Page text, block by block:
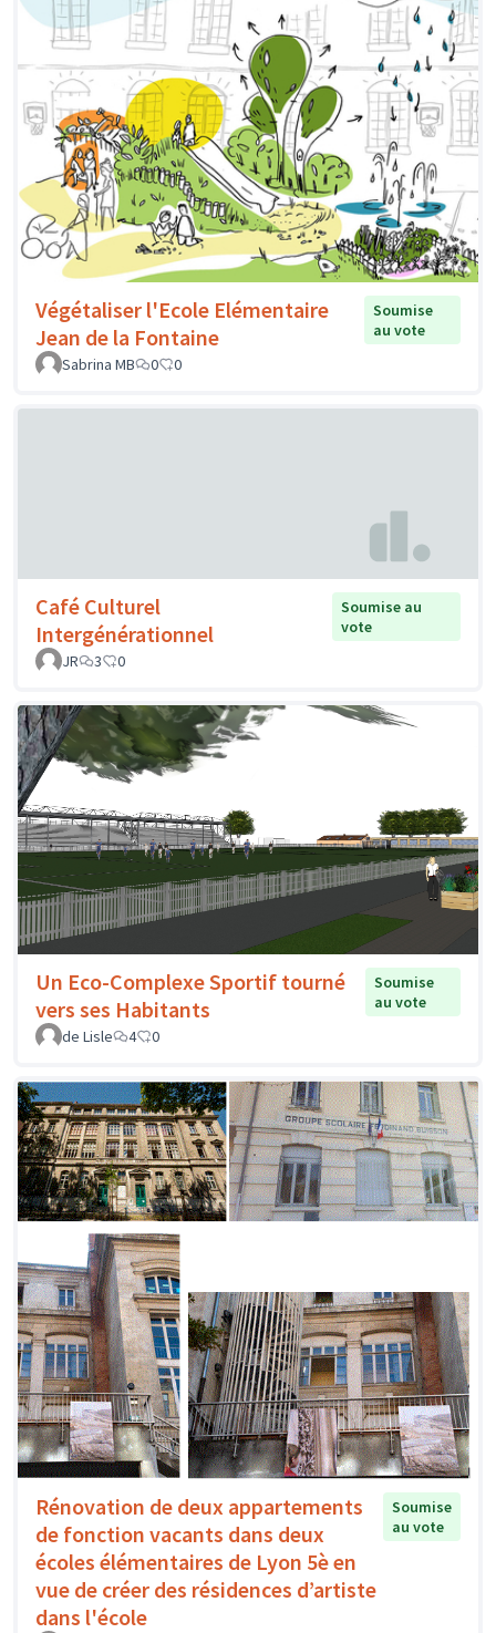
Végétaliser l'Ecole Elémentaire
Jean de la Fontaine
Soumise
au vote
Sabrina MB
0 0
Café Culturel
Intergénérationnel
Soumise au
vote
JR
3 0
Un Eco-Complexe Sportif tourné
vers ses Habitants
Soumise
au vote
de Lisle
4 0
Rénovation de deux appartements
de fonction vacants dans deux
écoles élémentaires de Lyon 5è en
vue de créer des résidences d’artiste
dans l'école
Soumise
au vote